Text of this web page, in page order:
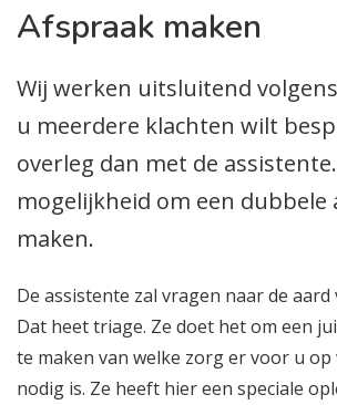
Afspraak maken
Wij werken uitsluitend
u meerdere klachten wilt
overleg dan met de
mogelijkheid om een dubbele
maken.
De assistente zal vragen naar de aard
Dat heet triage. Ze doet het om een
te maken van welke zorg er voor u
nodig is. Ze heeft hier een speciale